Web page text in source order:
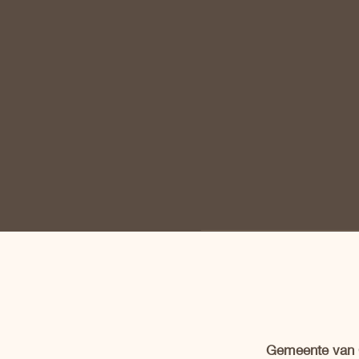
Gemeente